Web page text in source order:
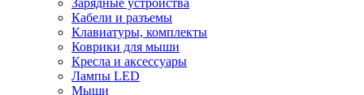
Зарядные устройства
Кабели и разъемы
Клавиатуры, комплекты
Коврики для мыши
Кресла и аксессуары
Лампы LED
Мыши